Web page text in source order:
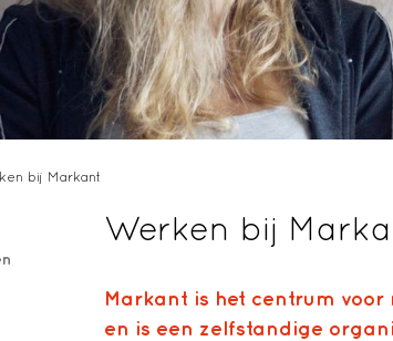
bij Markant
Werken bij
Markant is het centrum
en is een zelfstandige